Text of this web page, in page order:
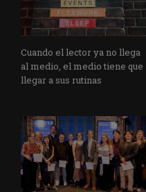
Cuando el lector ya no llega
al medio, el medio tiene que
llegar a sus rutinas